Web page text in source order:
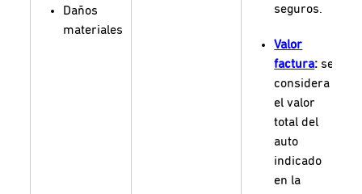
Daños
materiales
seguros.
Valor
factura: se
considera
el valor
total del
auto
indicado
en la